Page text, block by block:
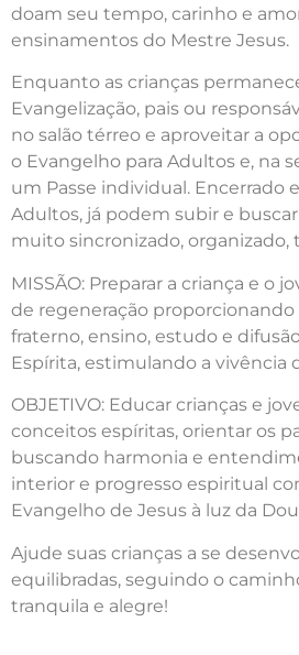
doam seu tempo, carinho e
ensinamentos do Mestre Jesus.
Enquanto as crianças
Evangelização, pais ou
no salão térreo e aproveitar a
o Evangelho para Adultos e, na
um Passe individual. Encerrado
Adultos, já podem subir e
muito sincronizado, organizado,
MISSÃO: Preparar a criança e o
de regeneração
fraterno, ensino, estudo e
Espírita, estimulando a vivência
OBJETIVO: Educar crianças e
conceitos espíritas, orientar os
buscando harmonia e
interior e progresso espiritual
Evangelho de Jesus à luz da
Ajude suas crianças a se
equilibradas, seguindo o
tranquila e alegre!